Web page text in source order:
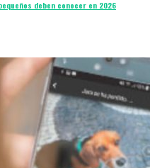
deben conocer en 2026